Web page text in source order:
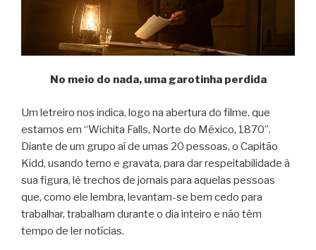
No meio do nada, uma garotinha perdida
Um letreiro nos indica, logo na abertura do filme, que
estamos em “Wichita Falls, Norte do México, 1870”.
Diante de um grupo aí de umas 20 pessoas, o Capitão
Kidd, usando terno e gravata, para dar respeitabilidade à
sua figura, lê trechos de jornais para aquelas pessoas
que, como ele lembra, levantam-se bem cedo para
trabalhar, trabalham durante o dia inteiro e não têm
tempo de ler notícias.